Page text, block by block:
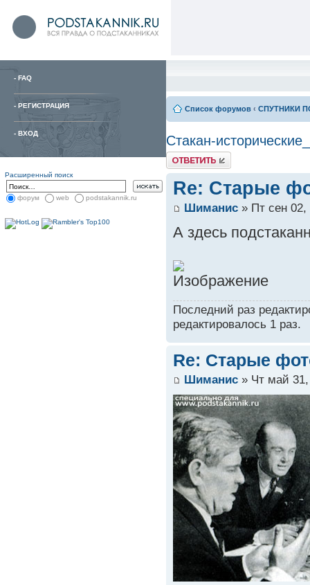
- FAQ
- РЕГИСТРАЦИЯ
- ВХОД
Расширенный поиск
форум web podstakannik.ru
Список форумов ‹ СПУТНИКИ
Стакан-
Re: Старые
Шиманис » Пт сен 02,
А здесь
Последний раз
редактировалось 1 раз.
Re: Старые
Шиманис » Чт май